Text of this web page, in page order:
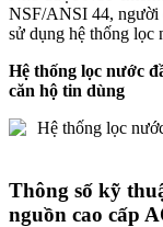
NSF/ANSI 44, người
sử dụng hệ thống lọc
Hệ thống lọc nước
căn hộ tin dùng
Thông số kỹ
nguồn cao cấp